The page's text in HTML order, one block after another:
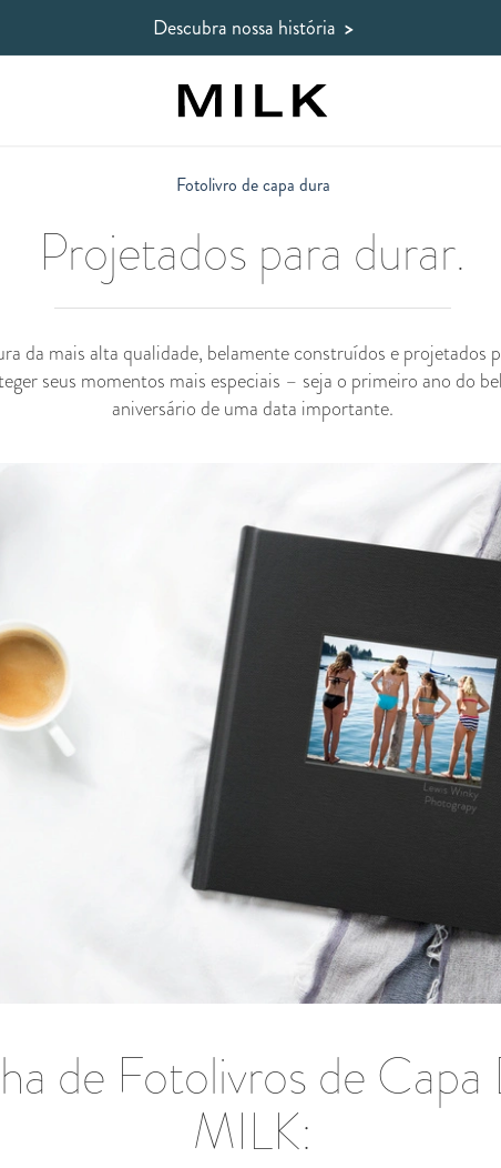
Descubra nossa história >
Fotolivro de capa dura
Projetados para durar.
da mais alta qualidade, belamente construídos e projetados
seus momentos mais especiais – seja o primeiro ano do
aniversário de uma data importante.
de Fotolivros de Capa
MILK: